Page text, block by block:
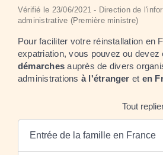
Vérifié le 23/06/2021 - Direction de
administrative (Première ministre)
Pour faciliter votre réinstallation en
expatriation, vous pouvez ou devez
démarches auprès de divers
administrations à l'étranger et en
Tout
Entrée de la famille en France